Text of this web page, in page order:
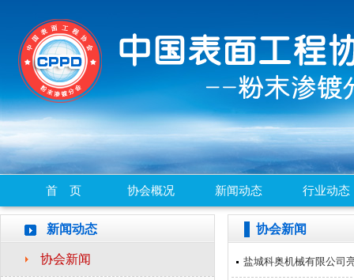
首 页 协会概况 新闻动态 行业动态
新闻动态
协会新闻
协会新闻
盐城科奥机械有限公司